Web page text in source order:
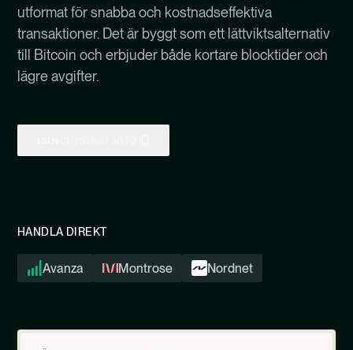
utformat för snabba och kostnadseffektiva
transaktioner. Det är byggt som ett lättviktsalternativ
till Bitcoin och erbjuder både kortare blocktider och
lägre avgifter.
HANDLA DIREKT
Avanza Montrose Nordnet